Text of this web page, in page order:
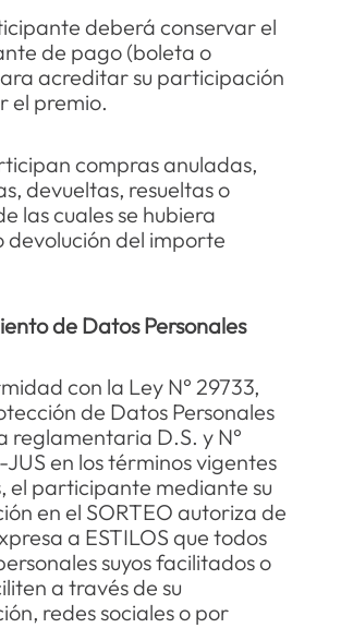
deberá conservar el
de pago (boleta o
acreditar su participación
el premio.
compras anuladas,
devueltas, resueltas o
las cuales se hubiera
del importe
de Datos Personales
con la Ley N° 29733,
de Datos Personales
reglamentaria D.S. y N°
en los términos vigentes
el participante mediante su
en el SORTEO autoriza de
a ESTILOS que todos
suyos facilitados o
a través de su
redes sociales o por